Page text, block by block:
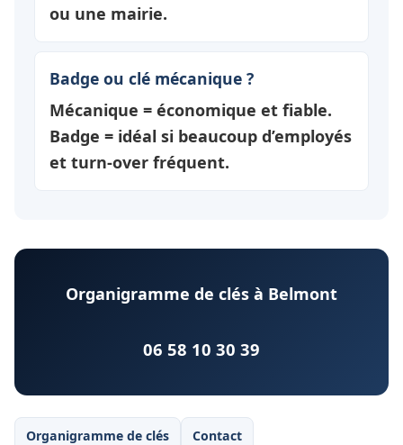
ou une mairie.
Badge ou clé mécanique ?
Mécanique = économique et fiable.
Badge = idéal si beaucoup d’employés
et turn-over fréquent.
Organigramme de clés à Belmont
06 58 10 30 39
Organigramme de clés Contact